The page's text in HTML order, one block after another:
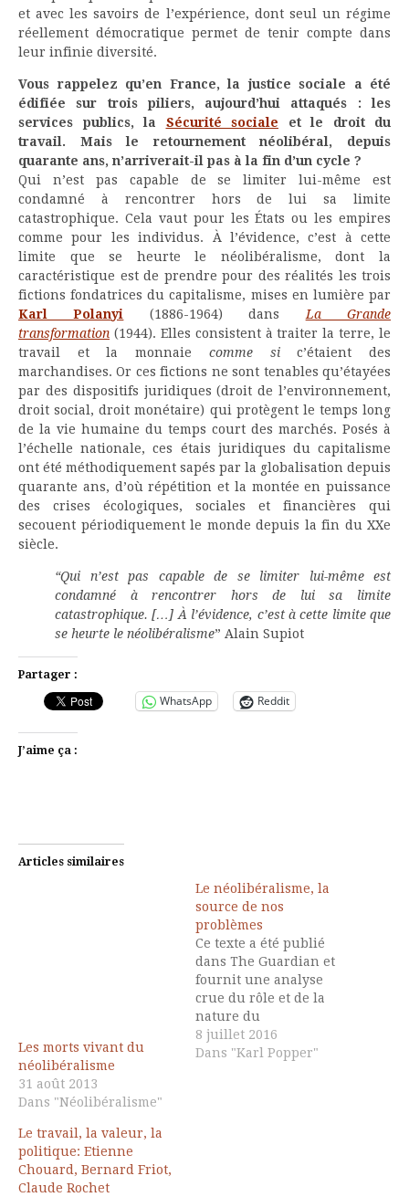
et avec les savoirs de l’expérience, dont seul un régime
réellement démocratique permet de tenir compte dans
leur infinie diversité.
Vous rappelez qu’en France, la justice sociale a été
édifiée sur trois piliers, aujourd’hui attaqués : les
services publics, la Sécurité sociale et le droit du
travail. Mais le retournement néolibéral, depuis
quarante ans, n’arriverait-il pas à la fin d’un cycle ?
Qui n’est pas capable de se limiter lui-même est
condamné à rencontrer hors de lui sa limite
catastrophique. Cela vaut pour les États ou les empires
comme pour les individus. À l’évidence, c’est à cette
limite que se heurte le néolibéralisme, dont la
caractéristique est de prendre pour des réalités les trois
fictions fondatrices du capitalisme, mises en lumière par
Karl Polanyi (1886-1964) dans La Grande
transformation (1944). Elles consistent à traiter la terre, le
travail et la monnaie comme sic’étaient des
marchandises. Or ces fictions ne sont tenables qu’étayées
par des dispositifs juridiques (droit de l’environnement,
droit social, droit monétaire) qui protègent le temps long
de la vie humaine du temps court des marchés. Posés à
l’échelle nationale, ces étais juridiques du capitalisme
ont été méthodiquement sapés par la globalisation depuis
quarante ans, d’où répétition et la montée en puissance
des crises écologiques, sociales et financières qui
secouent périodiquement le monde depuis la fin du XXe
siècle.
“Qui n’est pas capable de se limiter lui-même est
condamné à rencontrer hors de lui sa limite
catastrophique. […] À l’évidence, c’est à cette limite que
se heurte le néolibéralisme” Alain Supiot
Partager :
WhatsApp Reddit
J’aime ça :
Articles similaires
Les morts vivant du
néolibéralisme
31 août 2013
Dans "Néolibéralisme"
Le néolibéralisme, la
source de nos
problèmes
Ce texte a été publié
dans The Guardian et
fournit une analyse
crue du rôle et de la
nature du
néolibéralisme. Doctrine
fondée en 1938 au
8 juillet 2016
Dans "Karl Popper"
Le travail, la valeur, la
politique: Etienne
Chouard, Bernard Friot,
Claude Rochet